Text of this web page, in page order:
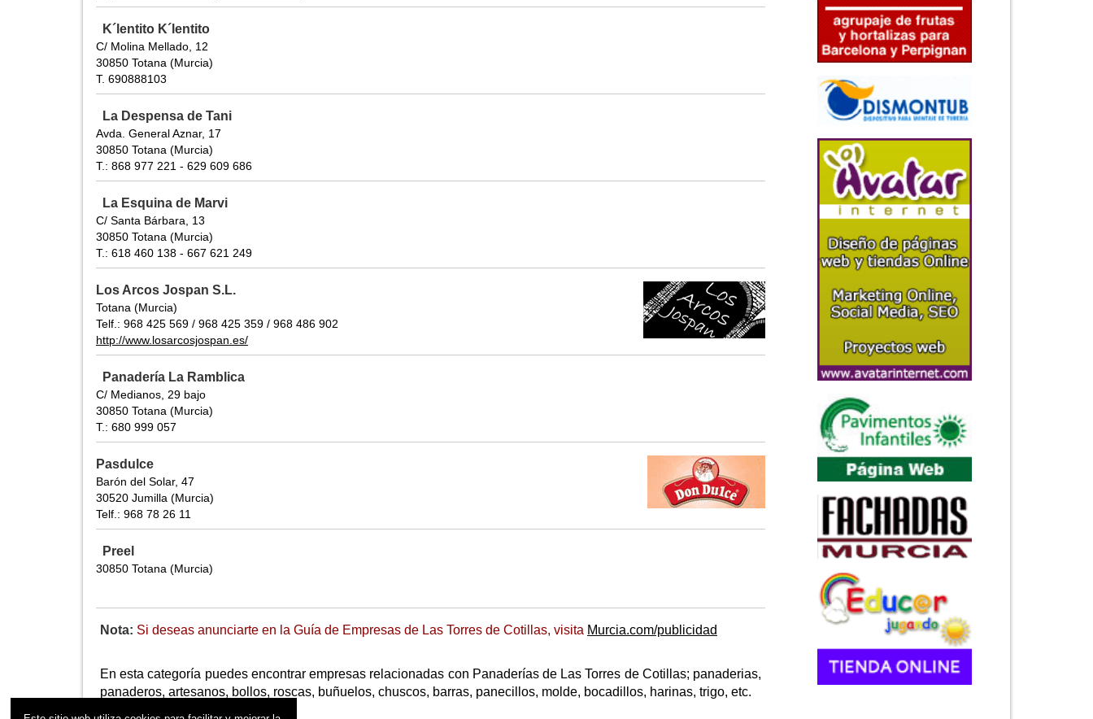
K´lentito K´lentito
C/ Molina Mellado, 12
30850 Totana (Murcia)
T. 690888103
La Despensa de Tani
Avda. General Aznar, 17
30850 Totana (Murcia)
T.: 868 977 221 - 629 609 686
La Esquina de Marvi
C/ Santa Bárbara, 13
30850 Totana (Murcia)
T.: 618 460 138 - 667 621 249
Los Arcos Jospan S.L.
Totana (Murcia)
Telf.: 968 425 569 / 968 425 359 / 968 486 902
http://www.losarcosjospan.es/
Panadería La Ramblica
C/ Medianos, 29 bajo
30850 Totana (Murcia)
T.: 680 999 057
Pasdulce
Barón del Solar, 47
30520 Jumilla (Murcia)
Telf.: 968 78 26 11
Preel
30850 Totana (Murcia)
Nota: Si deseas anunciarte en la Guía de Empresas de Las Torres de Cotillas, visita Murcia.com/publicidad
En esta categoría puedes encontrar empresas relacionadas con Panaderías de Las Torres de Cotillas; panaderias,
panaderos, artesanos, bollos, roscas, buñuelos, chuscos, barras, panecillos, molde, bocadillos, harinas, trigo, etc.